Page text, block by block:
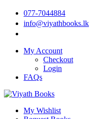
077-7044884
info@viyathbooks.lk
My Account
Checkout
Login
FAQs
My Wishlist